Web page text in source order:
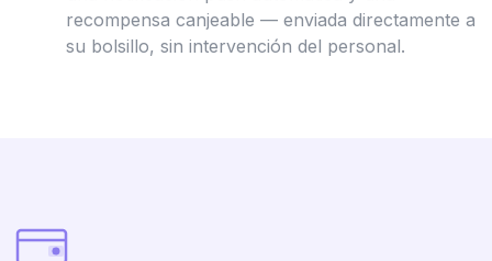
recompensa canjeable — enviada directamente a
su bolsillo, sin intervención del personal.